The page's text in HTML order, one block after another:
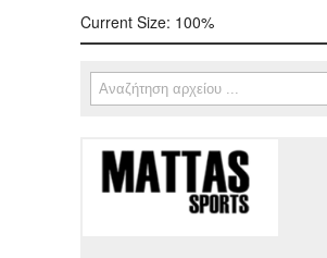
Current Size: 100%
Φόρμα αναζήτησης
Αναζήτηση